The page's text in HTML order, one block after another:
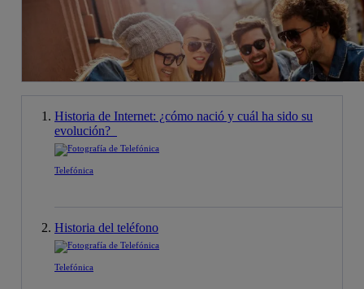
Historia de Internet: ¿cómo nació y cuál ha sido su
evolución?
Telefónica
Historia del teléfono
Telefónica